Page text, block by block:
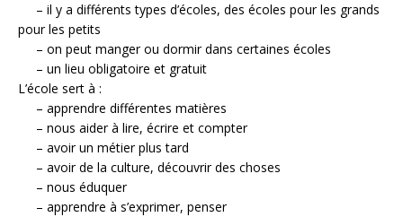
– il y a différents types d’écoles, des écoles pour les grands
pour les petits
– on peut manger ou dormir dans certaines écoles
– un lieu obligatoire et gratuit
L’école sert à :
– apprendre différentes matières
– nous aider à lire, écrire et compter
– avoir un métier plus tard
– avoir de la culture, découvrir des choses
– nous éduquer
– apprendre à s’exprimer, penser